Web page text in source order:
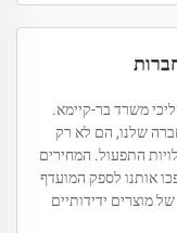
משרד בר-קיימא.
שלנו, הם לא רק
התפעול. המחירים
אותנו לספק המועדף
מוצרים ידידותיים